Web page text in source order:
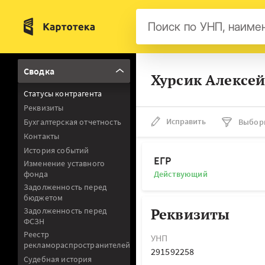
Сводка
Статусы контрагента
Реквизиты
Бухгалтерская отчетность
Контакты
История событий
Изменение уставного
фонда
Задолженность перед
бюджетом
Задолженность перед
ФСЗН
Реестр
рекламораспространителей
Судебная история
Хурсик
Исправить
ЕГР
Действующий
Реквизиты
УНП
291592258